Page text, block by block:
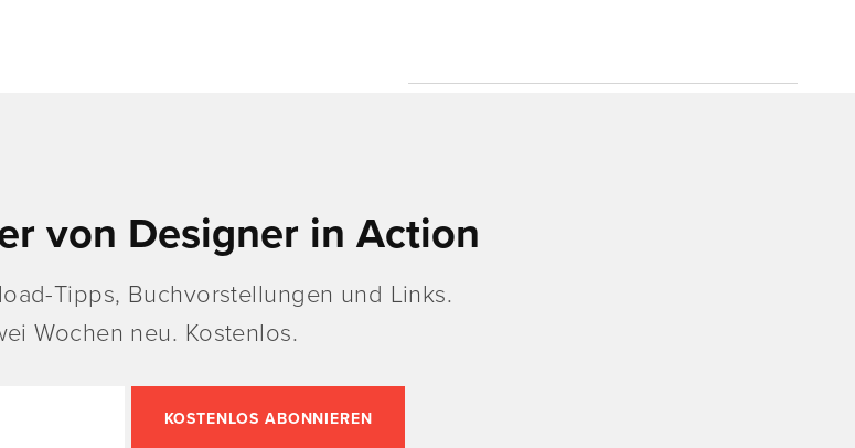
von Designer in Action
Tipps, Buchvorstellungen und Links.
Wochen neu. Kostenlos.